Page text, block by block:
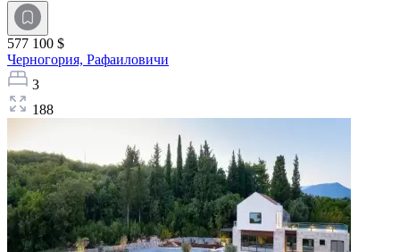
577 100 $
Черногория, Рафаиловичи
3
188